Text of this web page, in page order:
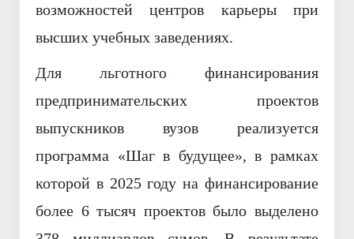
возможностей центров карьеры при
высших учебных заведениях.
Для льготного финансирования
предпринимательских проектов
выпускников вузов реализуется
программа «Шаг в будущее», в рамках
которой в 2025 году на финансирование
более 6 тысяч проектов было выделено